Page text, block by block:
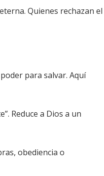
Quienes rechazan el
para salvar. Aquí
Reduce a Dios a un
obediencia o